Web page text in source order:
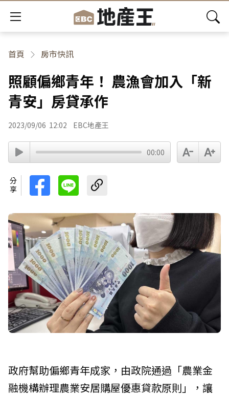
首頁 房市快訊
照顧偏鄉青年！ 農漁會加入「新
青安」房貸承作
2023/09/06 12:02 EBC地產王
00:00
分享
政府幫助偏鄉青年成家，由政院通過「農業金
融機構辦理農業安居購屋優惠貸款原則」，讓